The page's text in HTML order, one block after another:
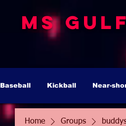
MS
Baseball Kickball Near-
Home Groups